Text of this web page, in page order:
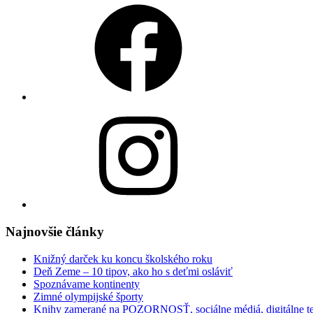
Najnovšie články
Knižný darček ku koncu školského roku
Deň Zeme – 10 tipov, ako ho s deťmi osláviť
Spoznávame kontinenty
Zimné olympijské športy
Knihy zamerané na POZORNOSŤ, sociálne médiá, digitálne